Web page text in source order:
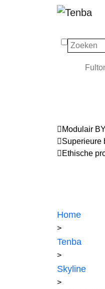
Zoeken
Modulair
Superieure
Ethische
Home
>
Tenba
>
Skyline
>